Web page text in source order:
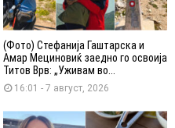
(Фото) Стефанија Гаштарска и
Амар Мециновиќ заедно го освоија
Титов Врв: „Уживам во...
16:01 - 7 август, 2026